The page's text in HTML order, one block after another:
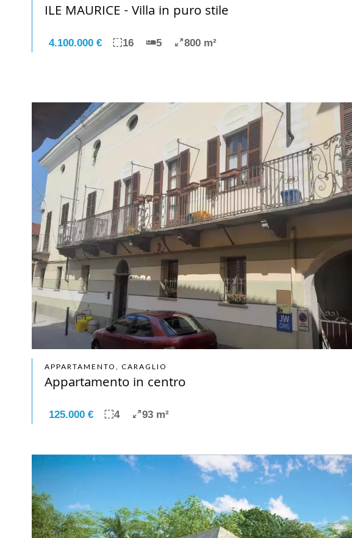
ILE MAURICE - Villa in puro stile
4.100.000 € 16 5 800 m²
APPARTAMENTO, CARAGLIO
Appartamento in centro
125.000 € 4 93 m²